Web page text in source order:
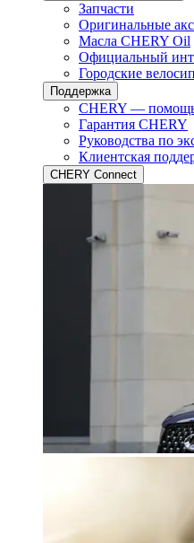
Запчасти
Оригинальные
Масла CHERY Oil
Официальный
Городские
Поддержка
CHERY —
Гарантия CHERY
Руководства по
Клиентская
CHERY Connect